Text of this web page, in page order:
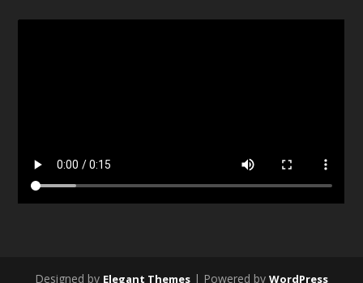
Designed by Elegant Themes | Powered by WordPress